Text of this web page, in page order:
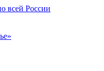
всей России